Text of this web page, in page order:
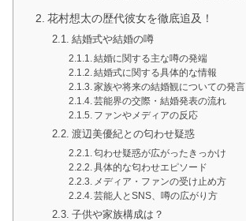
花村想太の歴代彼女を徹底追及！
結婚式や結婚の噂
結婚に関する主な噂の発端
結婚式に関する具体的な情報
家族や将来の結婚観についての発言
芸能界の交際・結婚発表の流れ
ファンやメディアの反応
渡辺美優紀との匂わせ疑惑
匂わせ疑惑が広がったきっかけ
具体的な匂わせエピソード
メディア・ファンの受け止め方
芸能人とSNS、噂の広がり方
子供や家族構成は？